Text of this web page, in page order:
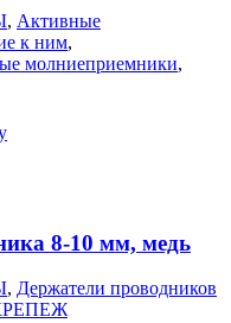
, Активные
к ним,
молниеприемники,
8-10 мм, медь
, Держатели проводников